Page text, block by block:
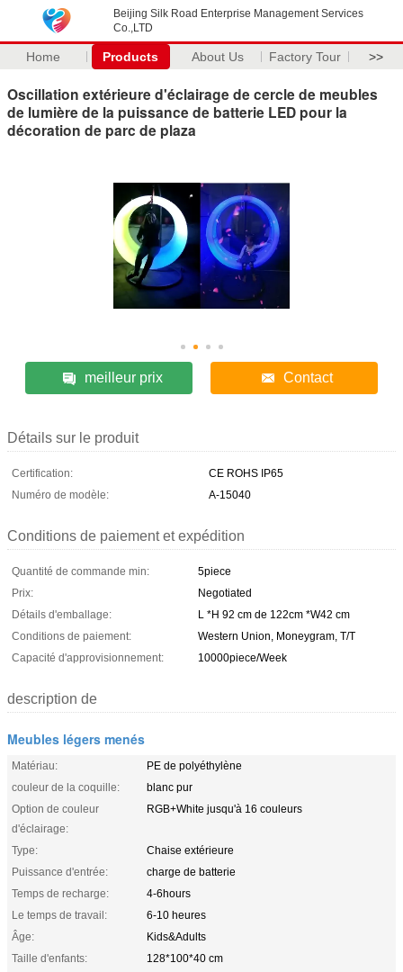
Beijing Silk Road Enterprise Management Services
Co.,LTD
Home Products About Us Factory Tour >>
Oscillation extérieure d'éclairage de cercle de meubles
de lumière de la puissance de batterie LED pour la
décoration de parc de plaza
meilleur prix Contact
Détails sur le produit
Certification:
CE ROHS IP65
Numéro de modèle:
A-15040
Conditions de paiement et expédition
Quantité de commande min:
5piece
Prix:
Negotiated
Détails d'emballage:
L *H 92 cm de 122cm *W42 cm
Conditions de paiement:
Western Union, Moneygram, T/T
Capacité d'approvisionnement:
10000piece/Week
description de
Meubles légers menés
Matériau:
PE de polyéthylène
couleur de la coquille:
blanc pur
Option de couleur
d'éclairage:
RGB+White jusqu'à 16 couleurs
Type:
Chaise extérieure
Puissance d'entrée:
charge de batterie
Temps de recharge:
4-6hours
Le temps de travail:
6-10 heures
Âge:
Kids&Adults
Taille d'enfants:
128*100*40 cm